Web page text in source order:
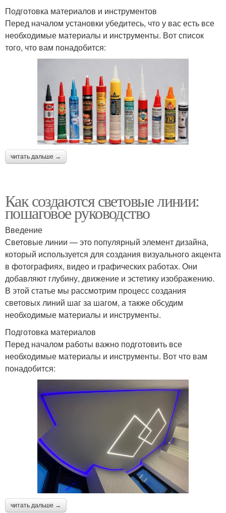
Подготовка материалов и инструментов
Перед началом установки убедитесь, что у вас есть все
необходимые материалы и инструменты. Вот список
того, что вам понадобится:
читать дальше →
Как создаются световые линии:
пошаговое руководство
Введение
Световые линии — это популярный элемент дизайна,
который используется для создания визуального акцента
в фотографиях, видео и графических работах. Они
добавляют глубину, движение и эстетику изображению.
В этой статье мы рассмотрим процесс создания
световых линий шаг за шагом, а также обсудим
необходимые материалы и инструменты.
Подготовка материалов
Перед началом работы важно подготовить все
необходимые материалы и инструменты. Вот что вам
понадобится:
читать дальше →